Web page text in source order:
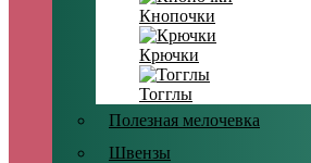
Кнопочки
Крючки
Тогглы
Полезная мелочевка
Швензы